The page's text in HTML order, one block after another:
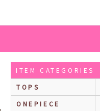
ITEM CATEGORIES
TOPS
ONEPIECE